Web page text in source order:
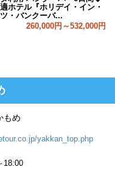
ホテル『ホリデイ・イン・
・バンクーバ...
260,000円～532,000円
もめ
yakkan_top.php
18:00